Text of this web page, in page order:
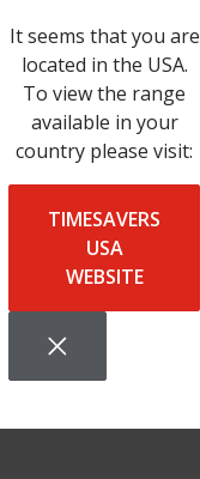
It seems that you are
located in the USA.
To view the range
available in your
country please visit:
TIMESAVERS
USA
WEBSITE